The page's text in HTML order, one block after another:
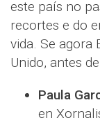
este país no
recortes e do
vida. Se agora
Unido, antes
Paula
en